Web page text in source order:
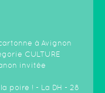
à Avignon
CULTURE
invitée
poire ! - La DH - 28